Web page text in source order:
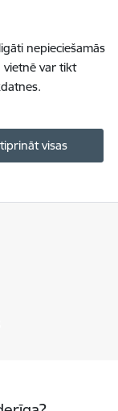
nepieciešamās
vietnē var tikt
visas